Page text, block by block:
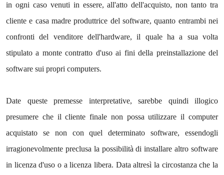
in ogni caso venuti in essere, all'atto dell'acquisto, non tanto tra
cliente e casa madre produttrice del software, quanto entrambi nei
confronti del venditore dell'hardware, il quale ha a sua volta
stipulato a monte contratto d'uso ai fini della preinstallazione del
software sui propri computers.
Date queste premesse interpretative, sarebbe quindi illogico
presumere che il cliente finale non possa utilizzare il computer
acquistato se non con quel determinato software, essendogli
irragionevolmente preclusa la possibilità di installare altro software
in licenza d'uso o a licenza libera. Data altresì la circostanza che la